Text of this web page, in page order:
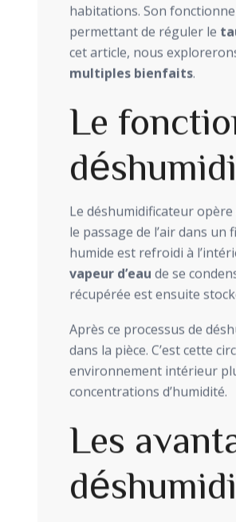
habitations. Son
permettant de réguler le
cet article, nous
multiples bienfaits.
Le
Le déshumidificateur
le passage de l’air dans
humide est refroidi à
vapeur d’eau de se
récupérée est ensuite
Après ce processus de
dans la pièce. C’est cette
environnement intérieur
concentrations d’humidité.
Les